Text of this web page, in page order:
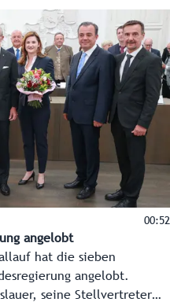
Wohnen und
00:52
angelobt
hat die sieben
angelobt.
seine Stellvertreter